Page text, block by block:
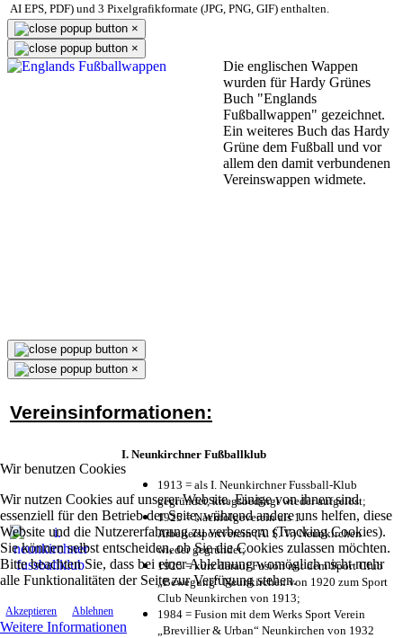
Wir benutzen Cookies
Wir nutzen Cookies auf unserer Website. Einige von ihnen sind
essenziell für den Betrieb der Seite, während andere uns helfen, diese
Website und die Nutzererfahrung zu verbessern (Tracking Cookies).
Sie können selbst entscheiden, ob Sie die Cookies zulassen möchten.
Bitte beachten Sie, dass bei einer Ablehnung womöglich nicht mehr
alle Funktionalitäten der Seite zur Verfügung stehen.
Akzeptieren Ablehnen
Weitere Informationen
AI EPS, PDF) und 3 Pixelgrafikformate (JPG, PNG, GIF) enthalten.
×
×
Die englischen Wappen
wurden für Hardy Grünes
Buch "Englands
Fußballwappen" gezeichnet.
Ein weiteres Buch das Hardy
Grüne dem Fußball und vor
allem den damit verbundenen
Vereinswappen widmete.
×
×
Vereinsinformationen:
I. Neunkirchner Fußballklub
1913 = als I. Neunkirchner Fussball-Klub
gegründet, kriegsbedingt wieder aufgelöst;
1925 = Nachfolgeverein als 1.
Arbeitersportverein (A. S. V.) Neunkirchen
wieder gegründet;
1925 = kurz darauf Fusion mit dem Sport Club
„Bewegung“ Neunkirchen von 1920 zum Sport
Club Neunkirchen von 1913;
1984 = Fusion mit dem Werks Sport Verein
„Brevillier & Urban“ Neunkirchen von 1932